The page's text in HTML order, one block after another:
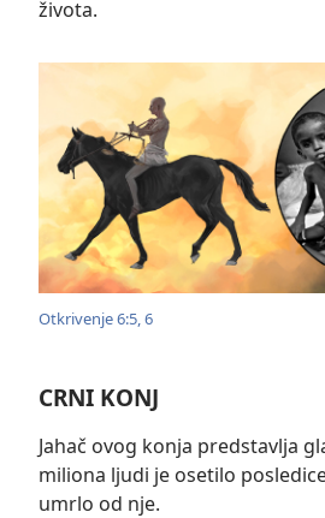
života.
Otkrivenje 6:5, 6
CRNI KONJ
Jahač ovog konja predstavlja
miliona ljudi je osetilo
umrlo od nje.